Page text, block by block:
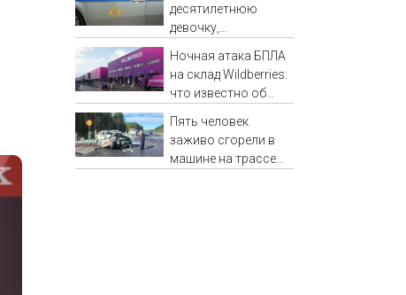
десятилетнюю
девочку,
квартиру
Ночная атака БПЛА
на склад Wildberries:
что известно об
логистическим
центрам 07/08/2026
– Новости
Пять человек
заживо сгорели в
машине на трассе